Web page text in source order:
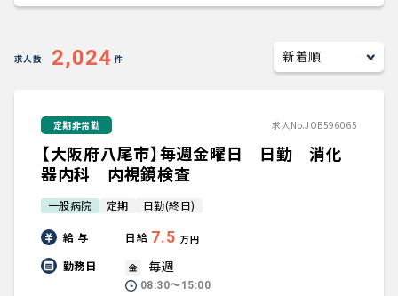
キャリアアドバイザー紹介
知りたい・聞きたい
医師の転職マニュアル
データで見る医師の平均年収
求人数 2,024 件
定期非常勤 求人No.JOB596065
【大阪府八尾市】毎週金曜日 日勤 消化
器内科 内視鏡検査
一般病院 定期 日勤(終日)
給 与 日給 7.5 万円
勤務日 金 毎週
08:30〜15:00